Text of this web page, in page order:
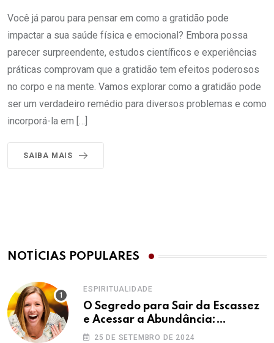
Você já parou para pensar em como a gratidão pode
impactar a sua saúde física e emocional? Embora possa
parecer surpreendente, estudos científicos e experiências
práticas comprovam que a gratidão tem efeitos poderosos
no corpo e na mente. Vamos explorar como a gratidão pode
ser um verdadeiro remédio para diversos problemas e como
incorporá-la em […]
SAIBA MAIS
NOTÍCIAS POPULARES
ESPIRITUALIDADE
O Segredo para Sair da Escassez
e Acessar a Abundância:
Ho’oponopono pela Prosperidade
25 DE SETEMBRO DE 2024